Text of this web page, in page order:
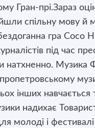
Гран-прі.Зараз
спільну мову
гра Сосо
під час
натхненно. Музика
інших навчається
надихає
молоді і